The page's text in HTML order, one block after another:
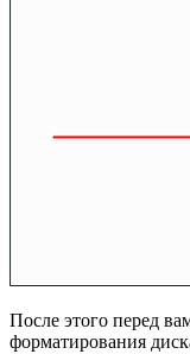
После этого перед
форматирования